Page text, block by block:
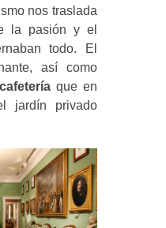
nos traslada
la pasión y el
todo. El
así como
que en
jardín privado